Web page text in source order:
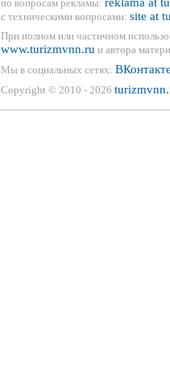
по вопросам рекламы:
с техническими вопросами: site at
При полном или частичном
www.turizmvnn.ru и автора
Мы в социальных сетях:
Copyright © 2010 - 2026